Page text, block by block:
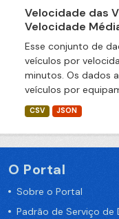
Velocidade das
Velocidade
Esse conjunto de
veículos por
minutos. Os dados
veículos por
CSV JSON
O Portal
Sobre o Portal
Padrão de Serviço de